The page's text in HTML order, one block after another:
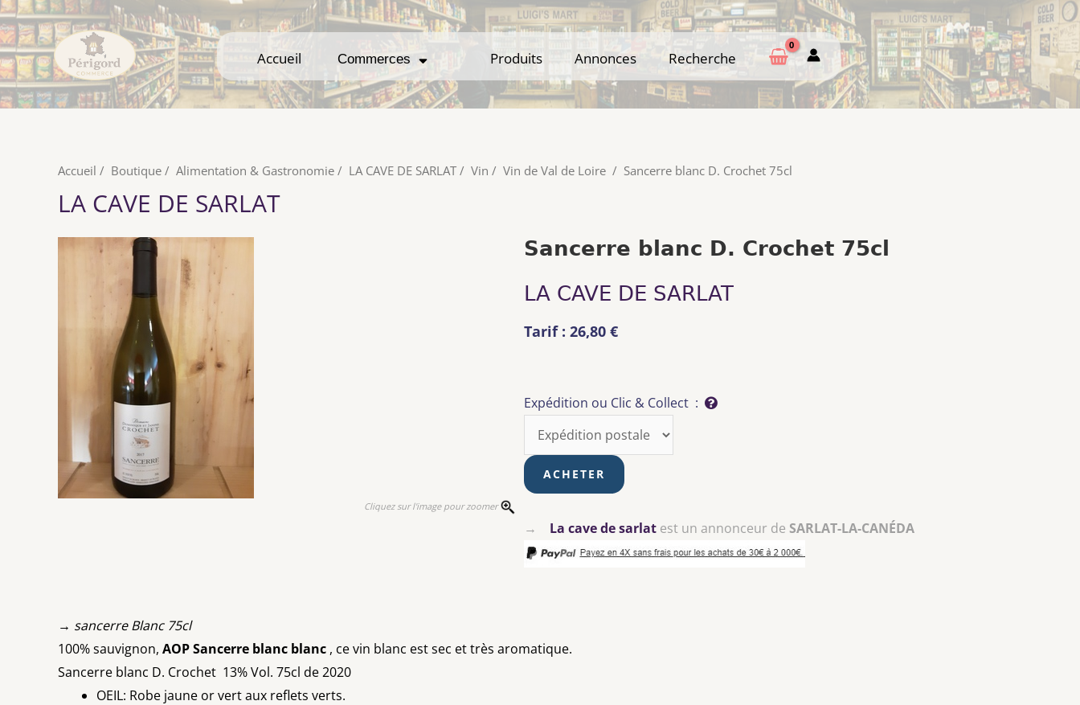
Accueil Commerces Produits Annonces Recherche
Accueil Commerces Produits Annonces Recherche
Accueil / Boutique / Alimentation & Gastronomie / LA CAVE DE SARLAT / Vin / Vin de Val de Loire / Sancerre blanc D. Crochet 75cl
LA CAVE DE SARLAT
Cliquez sur l'image pour zoomer
Sancerre blanc D. Crochet 75cl
LA CAVE DE SARLAT
Tarif : 26,80 €
Expédition ou Clic & Collect :
→ La cave de sarlat est un annonceur de SARLAT-LA-CANÉDA
→ sancerre Blanc 75cl
100% sauvignon, AOP Sancerre blanc blanc , ce vin blanc est sec et très aromatique.
Sancerre blanc D. Crochet 13% Vol. 75cl de 2020
OEIL: Robe jaune or vert aux reflets verts.